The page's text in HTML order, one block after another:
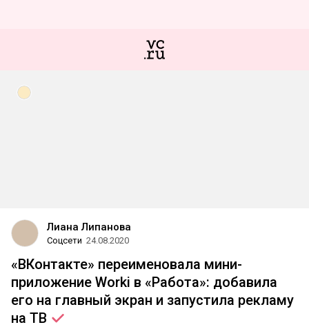
Лиана Липанова
Соцсети 24.08.2020
«ВКонтакте» переименовала мини-
приложение Worki в «Работа»: добавила
его на главный экран и запустила рекламу
на ТВ